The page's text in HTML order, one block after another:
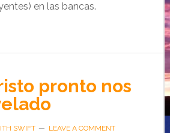
en las bancas.
pronto nos
SWIFT LEAVE A COMMENT